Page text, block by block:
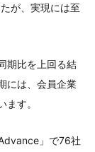
が、実現には至
期比を上回る結
には、会員企業
す。
」で76社